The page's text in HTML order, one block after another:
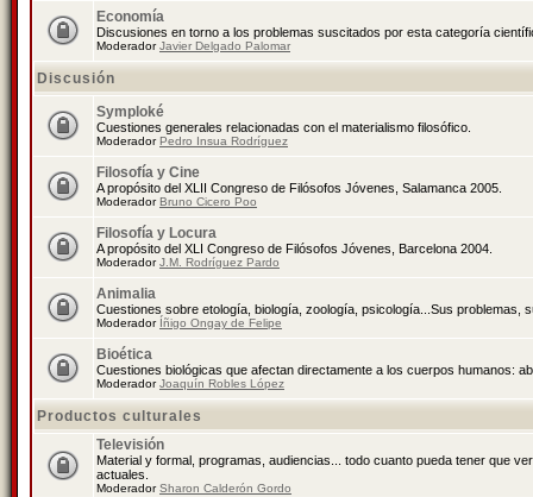
Economía
Discusiones en torno a los problemas suscitados por esta categoría
ModeradorJavier Delgado Palomar
Discusión
Symploké
Cuestiones generales relacionadas con el materialismo filosófico.
ModeradorPedro Insua Rodríguez
Filosofía y Cine
A propósito del XLII Congreso de Filósofos Jóvenes, Salamanca 2005.
ModeradorBruno Cicero Poo
Filosofía y Locura
A propósito del XLI Congreso de Filósofos Jóvenes, Barcelona 2004.
ModeradorJ.M. Rodríguez Pardo
Animalia
Cuestiones sobre etología, biología, zoología, psicología...Sus problemas,
Moderador Íñigo Ongay de Felipe
Bioética
Cuestiones biológicas que afectan directamente a los cuerpos humanos:
ModeradorJoaquín Robles López
Productos culturales
Televisión
Material y formal, programas, audiencias... todo cuanto pueda tener que
actuales.
ModeradorSharon Calderón Gordo